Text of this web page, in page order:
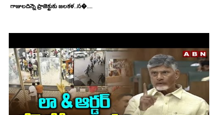
గాజులదిన్నె ప్రాజెక్టుకు జలకళ..స�....